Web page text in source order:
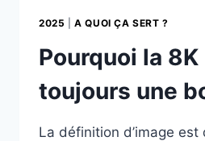
2025 |A QUOI ÇA SERT ?
Pourquoi la 8K
toujours une
La définition d’image est